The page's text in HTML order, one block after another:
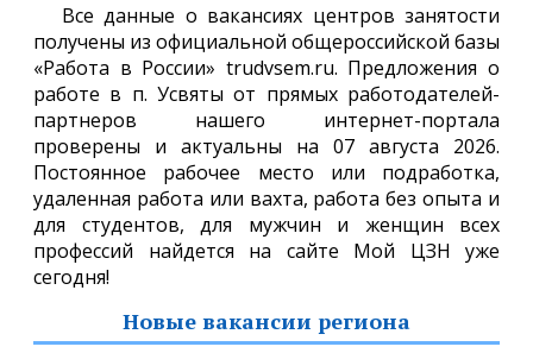
Все данные о вакансиях центров занятости
получены из официальной общероссийской базы
«Работа в России» trudvsem.ru. Предложения о
работе в п. Усвяты от прямых работодателей-
партнеров нашего интернет-портала
проверены и актуальны на 07 августа 2026.
Постоянное рабочее место или подработка,
удаленная работа или вахта, работа без опыта и
для студентов, для мужчин и женщин всех
профессий найдется на сайте Мой ЦЗН уже
сегодня!
Новые вакансии региона